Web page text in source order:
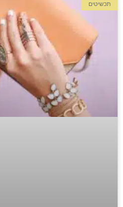
תכשיטים